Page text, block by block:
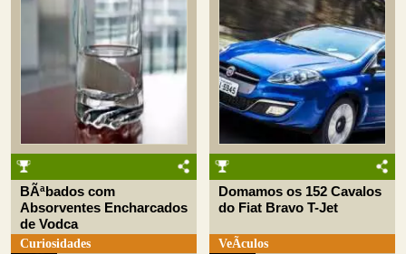
BÃªbados com
Absorventes Encharcados
de Vodca
Curiosidades
Domamos os 152 Cavalos
do Fiat Bravo T-Jet
VeÃ­culos